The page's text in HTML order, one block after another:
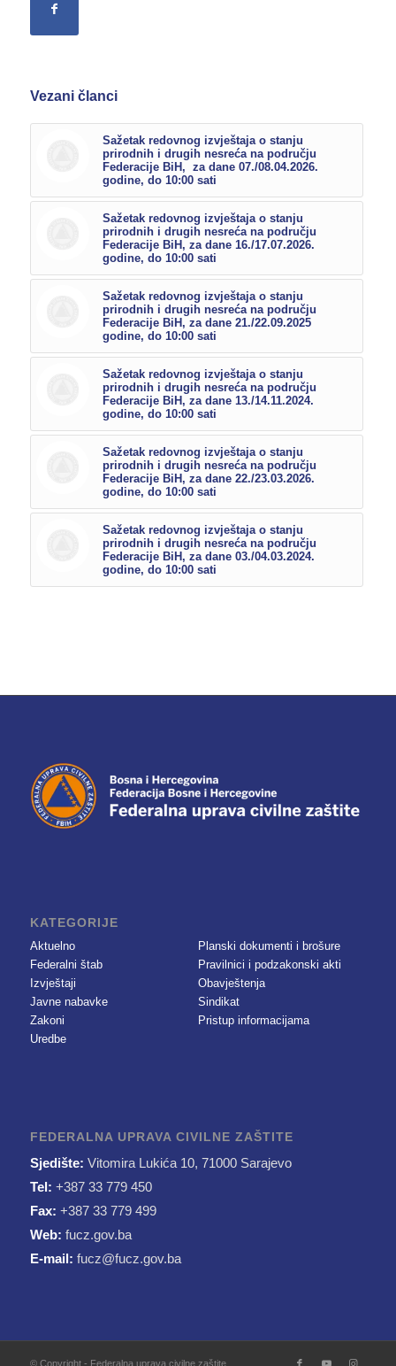
Vezani članci
Sažetak redovnog izvještaja o stanju
prirodnih i drugih nesreća na području
Federacije BiH, za dane 07./08.04.2026.
godine, do 10:00 sati
Sažetak redovnog izvještaja o stanju
prirodnih i drugih nesreća na području
Federacije BiH, za dane 16./17.07.2026.
godine, do 10:00 sati
Sažetak redovnog izvještaja o stanju
prirodnih i drugih nesreća na području
Federacije BiH, za dane 21./22.09.2025
godine, do 10:00 sati
Sažetak redovnog izvještaja o stanju
prirodnih i drugih nesreća na području
Federacije BiH, za dane 13./14.11.2024.
godine, do 10:00 sati
Sažetak redovnog izvještaja o stanju
prirodnih i drugih nesreća na području
Federacije BiH, za dane 22./23.03.2026.
godine, do 10:00 sati
Sažetak redovnog izvještaja o stanju
prirodnih i drugih nesreća na području
Federacije BiH, za dane 03./04.03.2024.
godine, do 10:00 sati
KATEGORIJE
Aktuelno
Federalni štab
Izvještaji
Javne nabavke
Zakoni
Uredbe
Planski dokumenti i brošure
Pravilnici i podzakonski akti
Obavještenja
Sindikat
Pristup informacijama
FEDERALNA UPRAVA CIVILNE ZAŠTITE
Sjedište: Vitomira Lukića 10, 71000 Sarajevo
Tel: +387 33 779 450
Fax: +387 33 779 499
Web: fucz.gov.ba
E-mail: fucz@fucz.gov.ba
© Copyright - Federalna uprava civilne zaštite